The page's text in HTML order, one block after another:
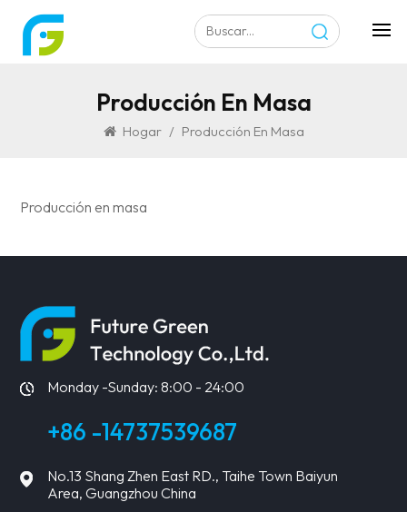
Producción En Masa
Hogar / Producción En Masa
Producción en masa
Monday -Sunday: 8:00 - 24:00
+86 -14737539687
No.13 Shang Zhen East RD., Taihe Town Baiyun
Area, Guangzhou China